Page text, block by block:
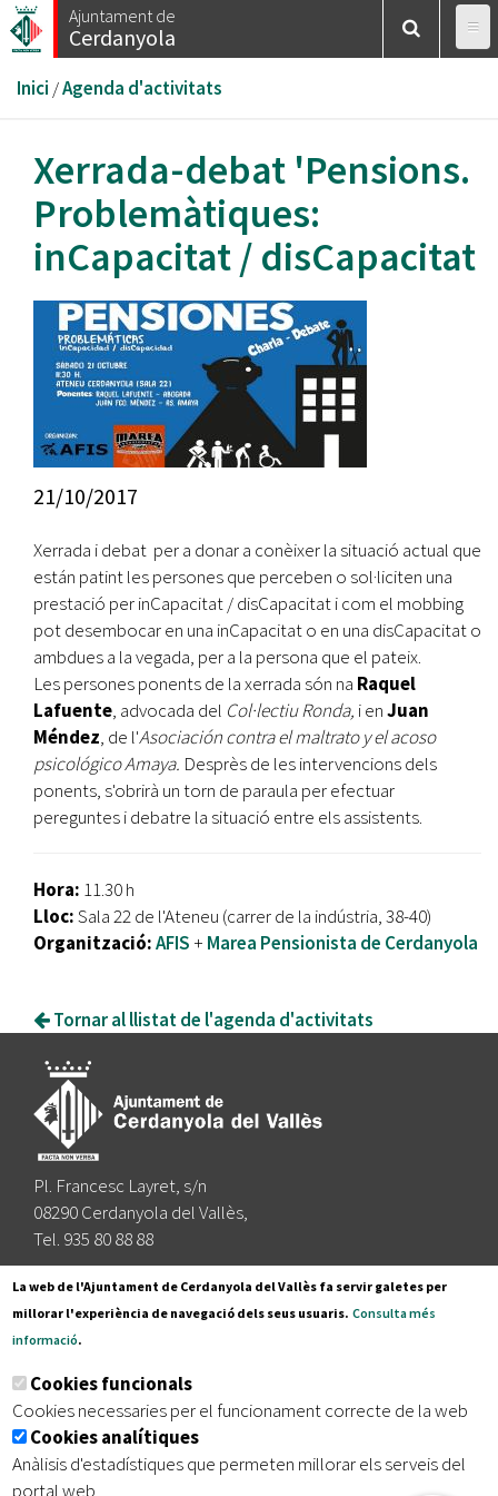
Vés
al
Ajuntament de
Cerdanyola
Esteu
aquí
Inici /Agenda d'activitats
Xerrada-debat 'Pensions.
Problemàtiques:
inCapacitat / disCapacitat
21/10/2017
Xerrada i debat per a donar a conèixer la situació actual que
están patint les persones que perceben o sol·liciten una
prestació per inCapacitat / disCapacitat i com el mobbing
pot desembocar en una inCapacitat o en una disCapacitat o
ambdues a la vegada, per a la persona que el pateix.
Les persones ponents de la xerrada són na Raquel
Lafuente, advocada del Col·lectiu Ronda, i enJuan
Méndez, de l'Asociación contra el maltrato y el acoso
psicológico Amaya. Desprès de les intervencions dels
ponents, s'obrirà un torn de paraula per efectuar
pereguntes i debatre la situació entre els assistents.
Hora: 11.30 h
Lloc:Sala 22 de l'Ateneu (carrer de la indústria, 38-40)
Organització:AFIS + Marea Pensionista de Cerdanyola
Tornar al llistat de l'agenda d'activitats
Pl. Francesc Layret, s/n
08290 Cerdanyola del Vallès,
Tel. 935 80 88 88
Segueix-nos a:
Subscriu-te al nostre butlletí
Inici | Avís legal | Protecció de dades
| Accessibilitat
La web de l'Ajuntament de Cerdanyola del Vallès fa servir galetes per
millorar l'experiència de navegació dels seus usuaris. Consulta més
informació.
Cookies funcionals
Cookies necessaries per el funcionament correcte de la web
Cookies analítiques
Anàlisis d'estadístiques que permeten millorar els serveis del
portal web